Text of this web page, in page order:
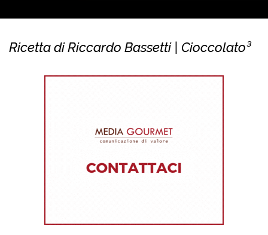
Ricetta di Riccardo Bassetti | Cioccolato³